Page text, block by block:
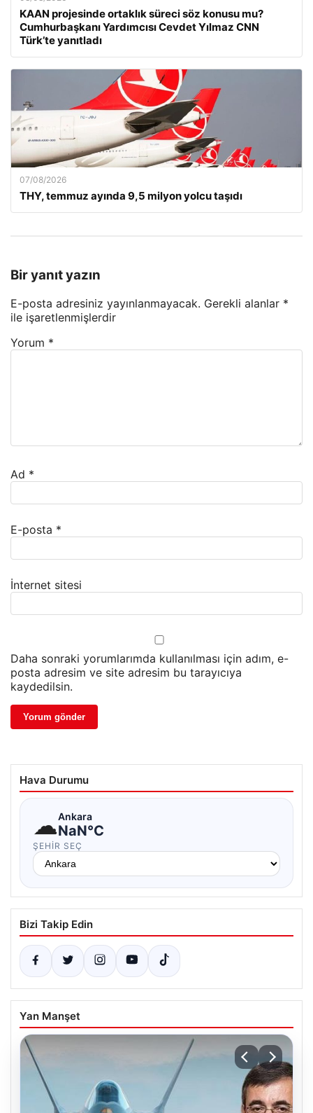
KAAN projesinde ortaklık süreci söz konusu mu?
Cumhurbaşkanı Yardımcısı Cevdet Yılmaz CNN
Türk’te yanıtladı
07/08/2026
THY, temmuz ayında 9,5 milyon yolcu taşıdı
Bir yanıt yazın
E-posta adresiniz yayınlanmayacak. Gerekli alanlar *
ile işaretlenmişlerdir
Yorum *
Ad *
E-posta *
İnternet sitesi
Daha sonraki yorumlarımda kullanılması için adım, e-
posta adresim ve site adresim bu tarayıcıya
kaydedilsin.
Hava Durumu
☁Ankara
NaN°C
ŞEHIR SEÇ
Bizi Takip Edin
Yan Manşet